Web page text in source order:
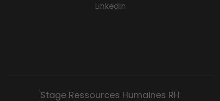
LinkedIn
Stage Ressources Humaines RH